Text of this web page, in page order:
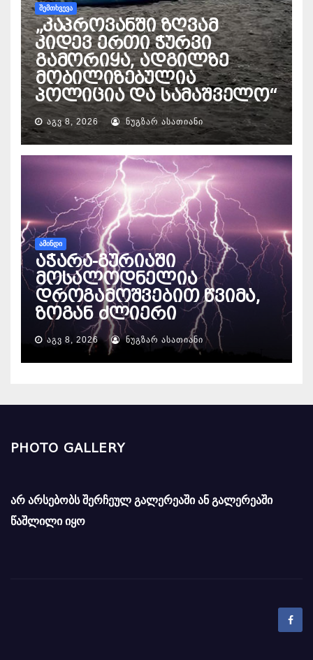
ᲨᲔᲛᲗᲮᲕᲔᲕᲐ
„კაპროვანში ზღვამ
კიდევ ერთი ჭურვი
გამორიყა, ადგილზე
მობილიზებულია
პოლიცია და სამაშველო“
ᲐᲒᲕ 8, 2026 ᲜᲣᲒᲖᲐᲠ ᲐᲡᲐᲗᲘᲐᲜᲘ
ᲐᲛᲘᲜᲓᲘ
აჭარა-გურიაში
მოსალოდნელია
დროგამოშვებით წვიმა,
ზოგან ძლიერი
ᲐᲒᲕ 8, 2026 ᲜᲣᲒᲖᲐᲠ ᲐᲡᲐᲗᲘᲐᲜᲘ
PHOTO GALLERY
არ არსებობს შერჩეულ გალერეაში ან გალერეაში
წაშლილი იყო